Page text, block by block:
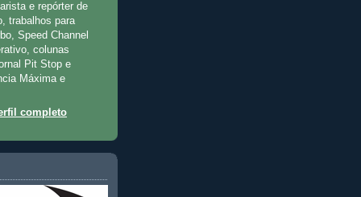
e repórter de
trabalhos para
Speed Channel
colunas
Pit Stop e
Máxima e
completo